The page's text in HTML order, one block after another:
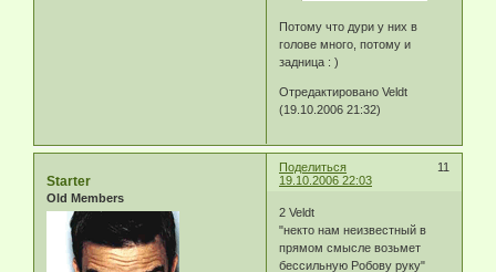
Потому что дури у них в
голове много, потому и
задница : )
Отредактировано Veldt
(19.10.2006 21:32)
Поделиться
11
19.10.2006 22:03
Starter
Old Members
2 Veldt
"некто нам неизвестный в
прямом смысле возьмет
бессильную Робову руку"